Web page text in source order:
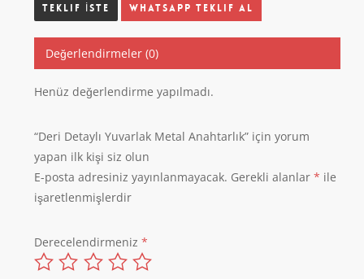
Whatsapp Teklif Al
Değerlendirmeler (0)
Henüz değerlendirme yapılmadı.
“Deri Detaylı Yuvarlak Metal Anahtarlık” için yorum
yapan ilk kişi siz olun
E-posta adresiniz yayınlanmayacak. Gerekli alanlar * ile
işaretlenmişlerdir
Derecelendirmeniz *